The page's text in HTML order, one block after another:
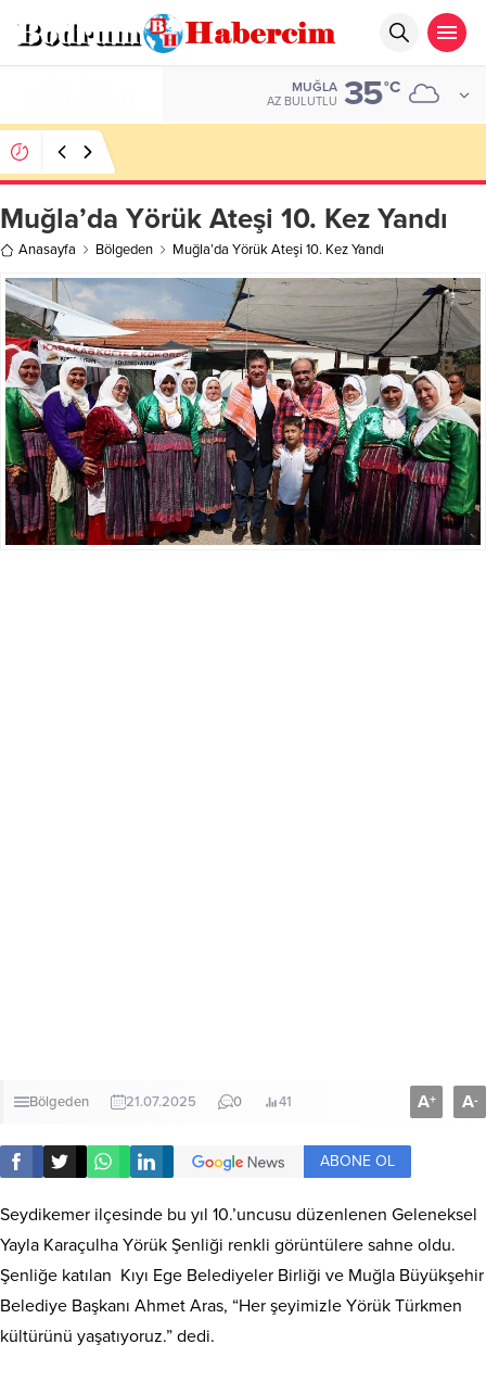
MUĞLA
AZ BULUTLU 35°C
kazandırmak”
Muğla’da Yörük Ateşi 10. Kez Yandı
Anasayfa Bölgeden Muğla’da Yörük Ateşi 10. Kez Yandı
Bölgeden 21.07.2025 0 41 A+ A-
ABONE OL
Seydikemer ilçesinde bu yıl 10.’uncusu düzenlenen Geleneksel
Yayla Karaçulha Yörük Şenliği renkli görüntülere sahne oldu.
Şenliğe katılan Kıyı Ege Belediyeler Birliği ve Muğla Büyükşehir
Belediye Başkanı Ahmet Aras, “Her şeyimizle Yörük Türkmen
kültürünü yaşatıyoruz.” dedi.